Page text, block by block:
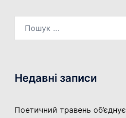
Недавні записи
Поетичний травень об’єднує